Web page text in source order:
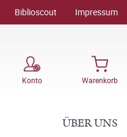
Biblioscout Impressum
Konto Warenkorb
ÜBER UNS